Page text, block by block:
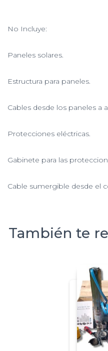
No Incluye:
Paneles solares.
Estructura para paneles.
Cables desde los paneles a
Protecciones eléctricas.
Gabinete para las
Cable sumergible desde el
También te